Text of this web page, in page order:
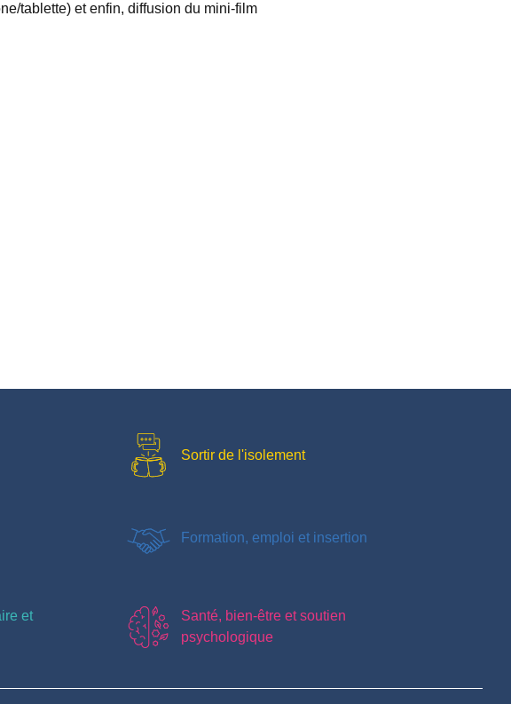
tablette) et enfin, diffusion du mini-film
Sortir de l'isolement
Formation, emploi et insertion
et
Santé, bien-être et soutien
psychologique